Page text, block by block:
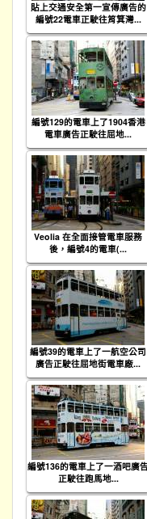
貼上交通安全第一宣傳廣告的
編號22電車正駛往筲箕灣...
編號129的電車上了1904香港
電車廣告正駛往屈地...
Veolia 在全面接管電車服務
後，編號4的電車(...
編號39的電車上了一航空公司
廣告正駛往屈地街電車廠...
編號136的電車上了一酒吧廣
正駛往跑馬地...